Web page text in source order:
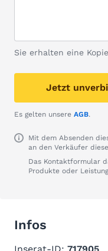
Sie erhalten eine
Jetzt
Es gelten unsere AGB.
Mit dem Absenden
an den Verkäufer
Das Kontaktformular
Produkte oder
Infos